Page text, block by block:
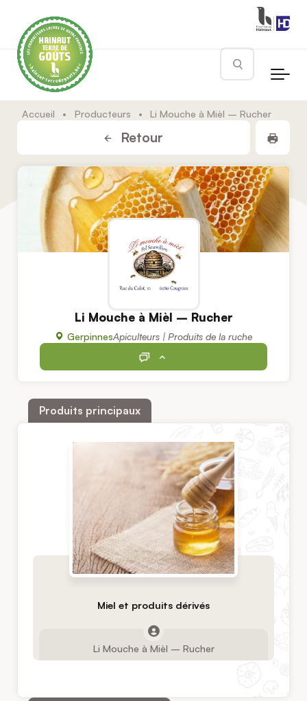
Rechercher
Accueil • Producteurs • Li Mouche à Mièl – Rucher
Retour
Li Mouche à Mièl – Rucher
GerpinnesApiculteurs | Produits de la ruche
Produits principaux
Miel et produits dérivés
Li Mouche à Mièl – Rucher